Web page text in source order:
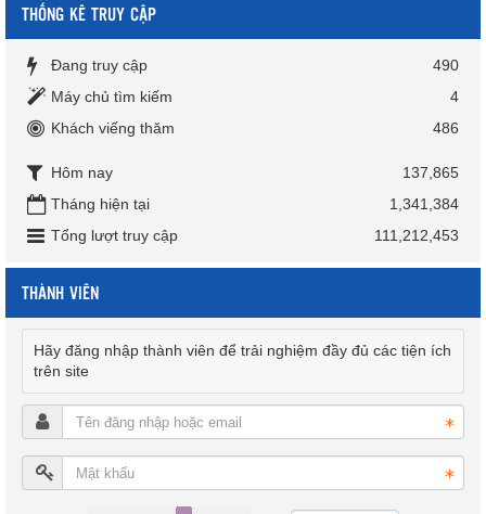
THỐNG KÊ TRUY CẬP
Đang truy cập
490
Máy chủ tìm kiếm
4
Khách viếng thăm
486
Hôm nay
137,865
Tháng hiện tại
1,341,384
Tổng lượt truy cập
111,212,453
THÀNH VIÊN
Hãy đăng nhập thành viên để trải nghiệm đầy đủ các tiện ích
trên site